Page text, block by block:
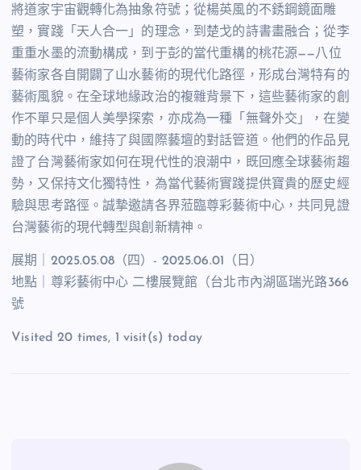
將道家宇宙觀轉化為抽象符號；從楊英風的不銹鋼鏡面雕
塑，實踐「天人合一」的理念，到楚戈的詩書畫融合；從李
重重水墨的流動構成，到于彭的當代重構的桃花源——八位
藝術家各自開闢了山水藝術的現代化路徑，形成台灣特有的
藝術風貌。在全球地緣政治的複雜背景下，這些藝術家的創
作不單只是個人美學探索，亦成為一種「無聲外交」，在變
動的時代中，維持了與國際藝壇的對話管道。他們的作品見
證了台灣藝術家如何在現代性的浪潮中，既回應全球藝術趨
勢，又保持文化獨特性，為當代藝術實踐提供寶貴的歷史經
驗與思考路徑。誠摯邀請各界蒞臨尊彩藝術中心，共同見證
台灣藝術的現代轉型與創新精神。
展期｜2025.05.08（四）- 2025.06.01（日）
地點｜尊彩藝術中心 二樓展覽館（台北市內湖區瑞光路366
號
Visited 20 times, 1 visit(s) today